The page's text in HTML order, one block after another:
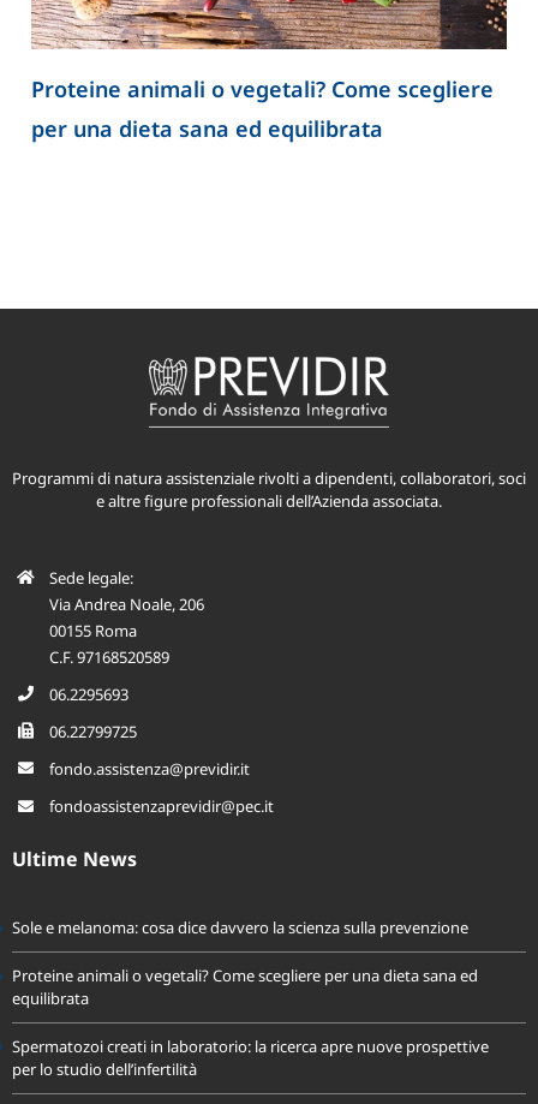
Proteine animali o vegetali? Come scegliere
per una dieta sana ed equilibrata
Programmi di natura assistenziale rivolti a dipendenti, collaboratori, soci
e altre figure professionali dell’Azienda associata.
Sede legale:
Via Andrea Noale, 206
00155 Roma
C.F. 97168520589
06.2295693
06.22799725
fondo.assistenza@previdir.it
fondoassistenzaprevidir@pec.it
Ultime News
Sole e melanoma: cosa dice davvero la scienza sulla prevenzione
Proteine animali o vegetali? Come scegliere per una dieta sana ed
equilibrata
Spermatozoi creati in laboratorio: la ricerca apre nuove prospettive
per lo studio dell’infertilità